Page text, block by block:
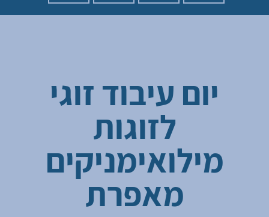
יום עיבוד זוגי
לזוגות
מילואימניקים
מאפרת